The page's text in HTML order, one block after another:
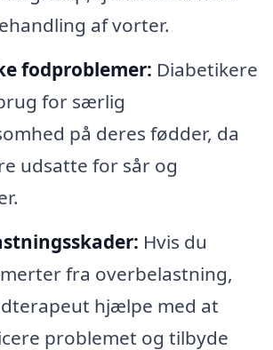
af vorter.
fodproblemer: Diabetikere
for særlig
på deres fødder, da
udsatte for sår og
Hvis du
fra overbelastning,
hjælpe med at
problemet og tilbyde